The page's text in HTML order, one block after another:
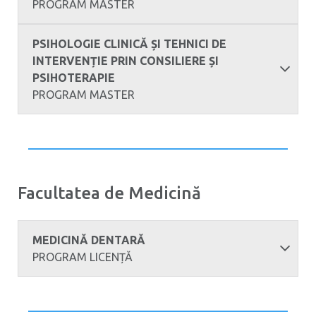
PROGRAM MASTER
PSIHOLOGIE CLINICĂ ȘI TEHNICI DE
INTERVENȚIE PRIN CONSILIERE ȘI
PSIHOTERAPIE
PROGRAM MASTER
Facultatea de Medicină
MEDICINĂ DENTARĂ
PROGRAM LICENȚĂ